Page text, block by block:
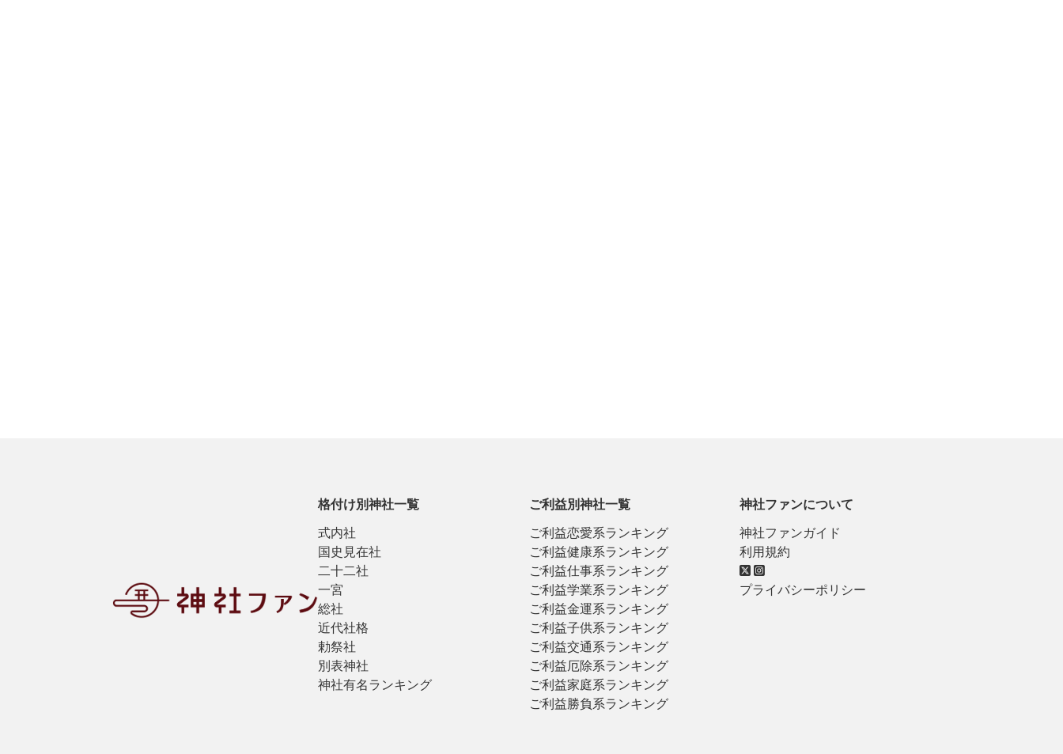
格付け別神社一覧
式内社
国史見在社
二十二社
一宮
総社
近代社格
勅祭社
別表神社
神社有名ランキング
ご利益別神社一覧
ご利益恋愛系ランキング
ご利益健康系ランキング
ご利益仕事系ランキング
ご利益学業系ランキング
ご利益金運系ランキング
ご利益子供系ランキング
ご利益交通系ランキング
ご利益厄除系ランキング
ご利益家庭系ランキング
ご利益勝負系ランキング
神社ファンについて
神社ファンガイド
利用規約
プライバシーポリシー